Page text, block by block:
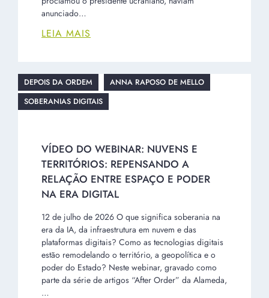
anunciado…
LEIA MAIS
DEPOIS DA ORDEM
ANNA RAPOSO DE MELLO
SOBERANIAS DIGITAIS
VÍDEO DO WEBINAR: NUVENS E
TERRITÓRIOS: REPENSANDO A
RELAÇÃO ENTRE ESPAÇO E PODER
NA ERA DIGITAL
12 de julho de 2026 O que significa soberania na
era da IA, da infraestrutura em nuvem e das
plataformas digitais? Como as tecnologias digitais
estão remodelando o território, a geopolítica e o
poder do Estado? Neste webinar, gravado como
parte da série de artigos “After Order” da Alameda,
…